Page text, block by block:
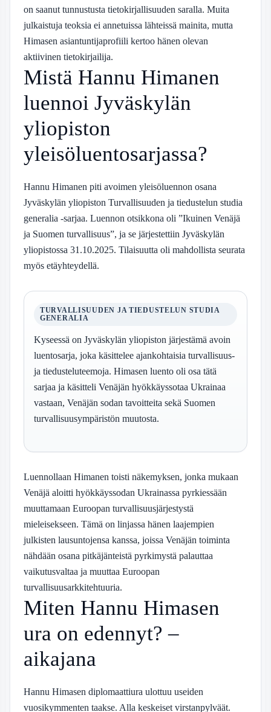
on saanut tunnustusta tietokirjallisuuden saralla. Muita
julkaistuja teoksia ei annetuissa lähteissä mainita, mutta
Himasen asiantuntijaprofiili kertoo hänen olevan
aktiivinen tietokirjailija.
Mistä Hannu Himanen
luennoi Jyväskylän
yliopiston
yleisöluentosarjassa?
Hannu Himanen piti avoimen yleisöluennon osana
Jyväskylän yliopiston Turvallisuuden ja tiedustelun studia
generalia -sarjaa. Luennon otsikkona oli ”Ikuinen Venäjä
ja Suomen turvallisuus”, ja se järjestettiin Jyväskylän
yliopistossa 31.10.2025. Tilaisuutta oli mahdollista seurata
myös etäyhteydellä.
TURVALLISUUDEN JA TIEDUSTELUN STUDIA
GENERALIA
Kyseessä on Jyväskylän yliopiston järjestämä avoin
luentosarja, joka käsittelee ajankohtaisia turvallisuus-
ja tiedusteluteemoja. Himasen luento oli osa tätä
sarjaa ja käsitteli Venäjän hyökkäyssotaa Ukrainaa
vastaan, Venäjän sodan tavoitteita sekä Suomen
turvallisuusympäristön muutosta.
Luennollaan Himanen toisti näkemyksen, jonka mukaan
Venäjä aloitti hyökkäyssodan Ukrainassa pyrkiessään
muuttamaan Euroopan turvallisuusjärjestystä
mieleisekseen. Tämä on linjassa hänen laajempien
julkisten lausuntojensa kanssa, joissa Venäjän toiminta
nähdään osana pitkäjänteistä pyrkimystä palauttaa
vaikutusvaltaa ja muuttaa Euroopan
turvallisuusarkkitehtuuria.
Miten Hannu Himasen
ura on edennyt? –
aikajana
Hannu Himasen diplomaattiura ulottuu useiden
vuosikymmenten taakse. Alla keskeiset virstanpylväät.